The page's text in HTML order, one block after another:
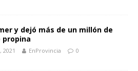
y dejó más de un millón de
propina
2021 EnProvincia 0